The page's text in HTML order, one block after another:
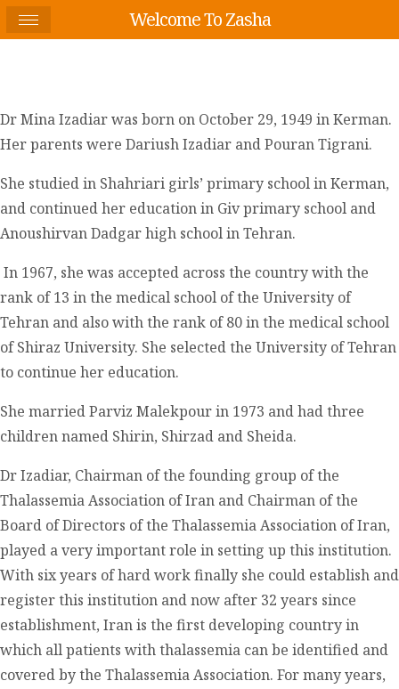
Dr Mina Izadiar was born on October 29, 1949 in Kerman.
Her parents were Dariush Izadiar and Pouran Tigrani.
She studied in Shahriari girls’ primary school in Kerman,
and continued her education in Giv primary school and
Anoushirvan Dadgar high school in Tehran.
In 1967, she was accepted across the country with the
rank of 13 in the medical school of the University of
Tehran and also with the rank of 80 in the medical school
of Shiraz University. She selected the University of Tehran
to continue her education.
She married Parviz Malekpour in 1973 and had three
children named Shirin, Shirzad and Sheida.
Dr Izadiar, Chairman of the founding group of the
Thalassemia Association of Iran and Chairman of the
Board of Directors of the Thalassemia Association of Iran,
played a very important role in setting up this institution.
With six years of hard work finally she could establish and
register this institution and now after 32 years since
establishment, Iran is the first developing country in
which all patients with thalassemia can be identified and
covered by the Thalassemia Association. For many years,
Welcome To Zasha